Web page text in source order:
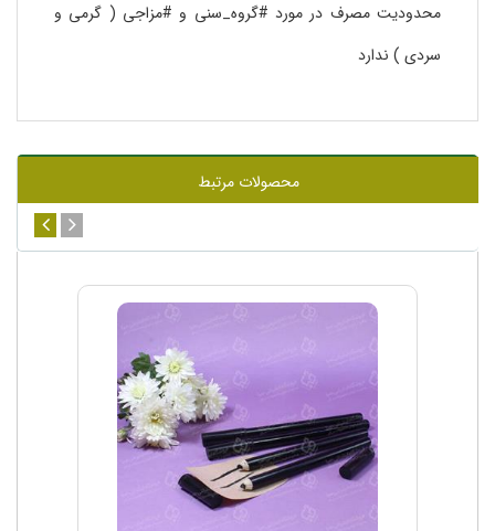
محدودیت مصرف در مورد #گروه_سنی و #مزاجی ( گرمی و
سردی ) ندارد
محصولات مرتبط